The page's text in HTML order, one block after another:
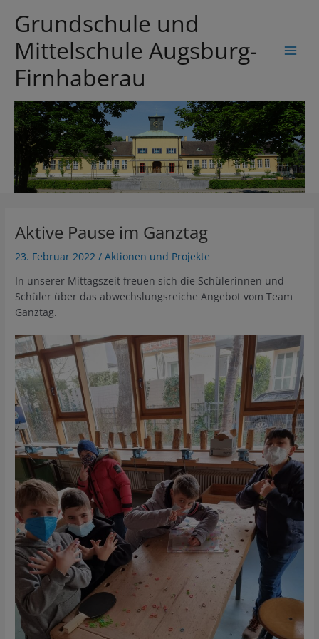
InhaltGrundschule und
Mittelschule Augsburg-
Firnhaberau
Aktive Pause im Ganztag
23. Februar 2022/Aktionen und Projekte
In unserer Mittagszeit freuen sich die Schülerinnen und
Schüler über das abwechslungsreiche Angebot vom Team
Ganztag.